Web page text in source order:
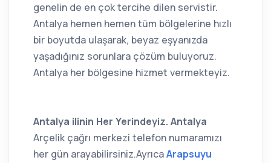
genelin de en çok tercihe dilen servistir.
Antalya hemen hemen tüm bölgelerine hızlı
bir boyutda ulaşarak, beyaz eşyanızda
yaşadığınız sorunlara çözüm buluyoruz.
Antalya her bölgesine hizmet vermekteyiz.
Antalya ilinin Her Yerindeyiz. Antalya
Arçelik çağrı merkezi telefon numaramızı
her gün arayabilirsiniz.AyrıcaArapsuyu